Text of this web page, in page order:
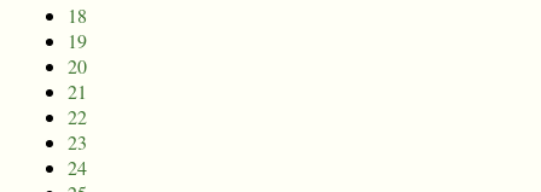
18
19
20
21
22
23
24